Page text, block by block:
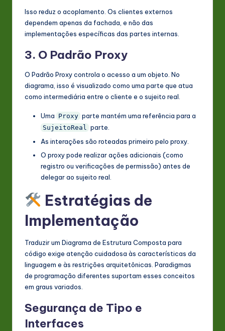
Isso reduz o acoplamento. Os clientes externos
dependem apenas da fachada, e não das
implementações específicas das partes internas.
3. O Padrão Proxy
O Padrão Proxy controla o acesso a um objeto. No
diagrama, isso é visualizado como uma parte que atua
como intermediária entre o cliente e o sujeito real.
Uma Proxy parte mantém uma referência para a
SujeitoReal
parte.
As interações são roteadas primeiro pelo proxy.
O proxy pode realizar ações adicionais (como
registro ou verificações de permissão) antes de
delegar ao sujeito real.
Estratégias de
Implementação
Traduzir um Diagrama de Estrutura Composta para
código exige atenção cuidadosa às características da
linguagem e às restrições arquitetônicas. Paradigmas
de programação diferentes suportam esses conceitos
em graus variados.
Segurança de Tipo e
Interfaces